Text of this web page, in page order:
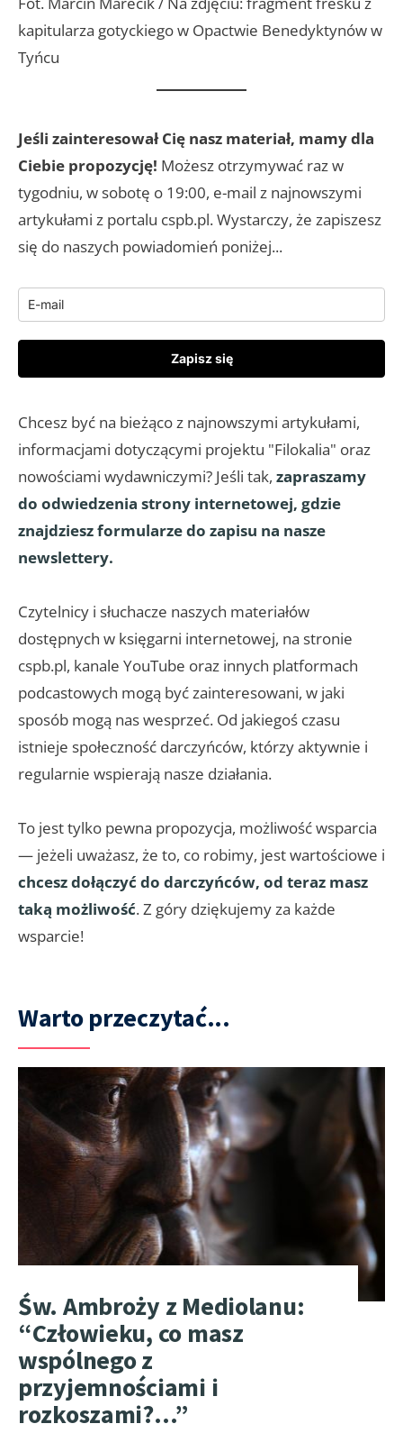
kapitularza gotyckiego w Opactwie Benedyktynów w
Tyńcu
Jeśli zainteresował Cię nasz materiał, mamy dla
Ciebie propozycję! Możesz otrzymywać raz w
tygodniu, w sobotę o 19:00, e-mail z najnowszymi
artykułami z portalu cspb.pl. Wystarczy, że zapiszesz
się do naszych powiadomień poniżej...
Zapisz się
Chcesz być na bieżąco z najnowszymi artykułami,
informacjami dotyczącymi projektu "Filokalia" oraz
nowościami wydawniczymi? Jeśli tak, zapraszamy
do odwiedzenia strony internetowej, gdzie
znajdziesz formularze do zapisu na nasze
newslettery.
Czytelnicy i słuchacze naszych materiałów
dostępnych w księgarni internetowej, na stronie
cspb.pl, kanale YouTube oraz innych platformach
podcastowych mogą być zainteresowani, w jaki
sposób mogą nas wesprzeć. Od jakiegoś czasu
istnieje społeczność darczyńców, którzy aktywnie i
regularnie wspierają nasze działania.
To jest tylko pewna propozycja, możliwość wsparcia
— jeżeli uważasz, że to, co robimy, jest wartościowe i
chcesz dołączyć do darczyńców, od teraz masz
taką możliwość. Z góry dziękujemy za każde
wsparcie!
Warto przeczytać...
Św. Ambroży z Mediolanu:
“Człowieku, co masz
wspólnego z
przyjemnościami i
rozkoszami?…”